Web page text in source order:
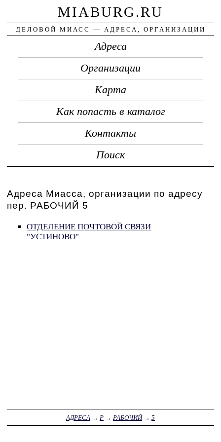
MIABURG.RU
ДЕЛОВОЙ МИАСС — АДРЕСА, ОРГАНИЗАЦИИ
Адреса
Организации
Карта
Как попасть в каталог
Контакты
Поиск
Адреса Миасса, организации по адресу
пер. РАБОЧИЙ 5
ОТДЕЛЕНИЕ ПОЧТОВОЙ СВЯЗИ
"УСТИНОВО"
АДРЕСА → Р → РАБОЧИЙ→ 5